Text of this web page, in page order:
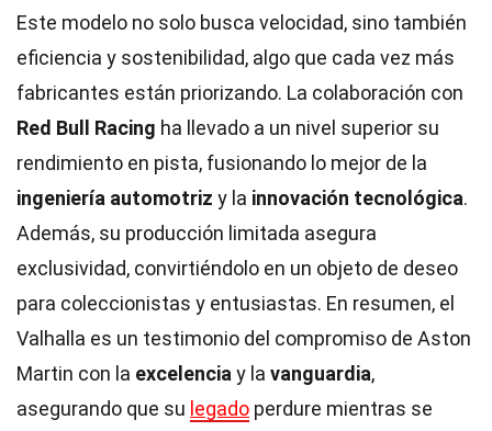
Este modelo no solo busca velocidad, sino también
eficiencia y sostenibilidad, algo que cada vez más
fabricantes están priorizando. La colaboración con
Red Bull Racing ha llevado a un nivel superior su
rendimiento en pista, fusionando lo mejor de la
ingeniería automotriz y la innovación tecnológica.
Además, su producción limitada asegura
exclusividad, convirtiéndolo en un objeto de deseo
para coleccionistas y entusiastas. En resumen, el
Valhalla es un testimonio del compromiso de Aston
Martin con la excelencia y la vanguardia,
asegurando que su legado perdure mientras se